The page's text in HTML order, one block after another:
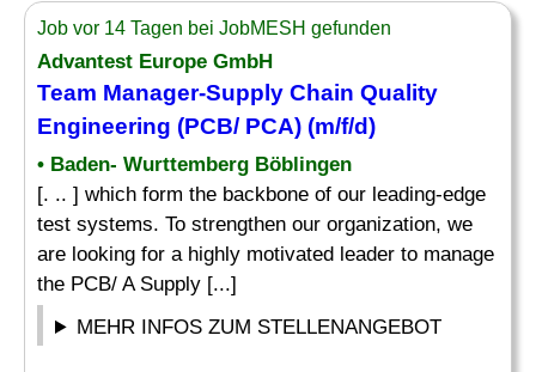
Job vor 14 Tagen bei JobMESH gefunden
Advantest Europe GmbH
Team Manager-Supply Chain Quality
Engineering (PCB/ PCA) (m/f/d)
• Baden- Wurttemberg Böblingen
[. .. ] which form the backbone of our leading-edge
test systems. To strengthen our organization, we
are looking for a highly motivated leader to manage
the PCB/ A Supply [...]
MEHR INFOS ZUM STELLENANGEBOT